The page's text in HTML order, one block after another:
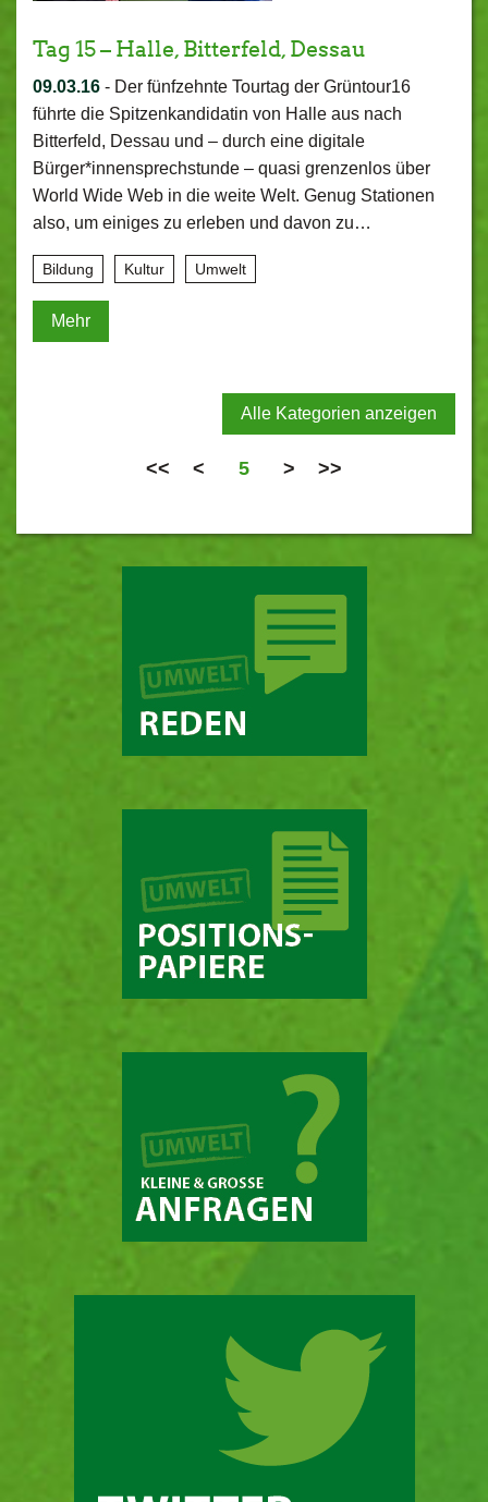
Tag 15 – Halle, Bitterfeld, Dessau
09.03.16 - Der fünfzehnte Tourtag der Grüntour16
führte die Spitzenkandidatin von Halle aus nach
Bitterfeld, Dessau und – durch eine digitale
Bürger*innensprechstunde – quasi grenzenlos über
World Wide Web in die weite Welt. Genug Stationen
also, um einiges zu erleben und davon zu…
Bildung Kultur Umwelt
Mehr
Alle Kategorien anzeigen
<< < 5 > >>